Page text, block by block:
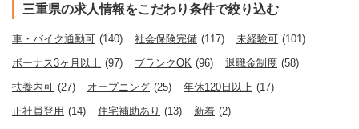
三重県の求人情報をこだわり条件で絞り込む
車・バイク通勤可 (140) 社会保険完備 (117) 未経験可 (101)
ボーナス3ヶ月以上 (97) ブランクOK (96) 退職金制度 (58)
扶養内可 (27) オープニング (25) 年休120日以上 (17)
正社員登用 (14) 住宅補助あり (13) 新着 (2)